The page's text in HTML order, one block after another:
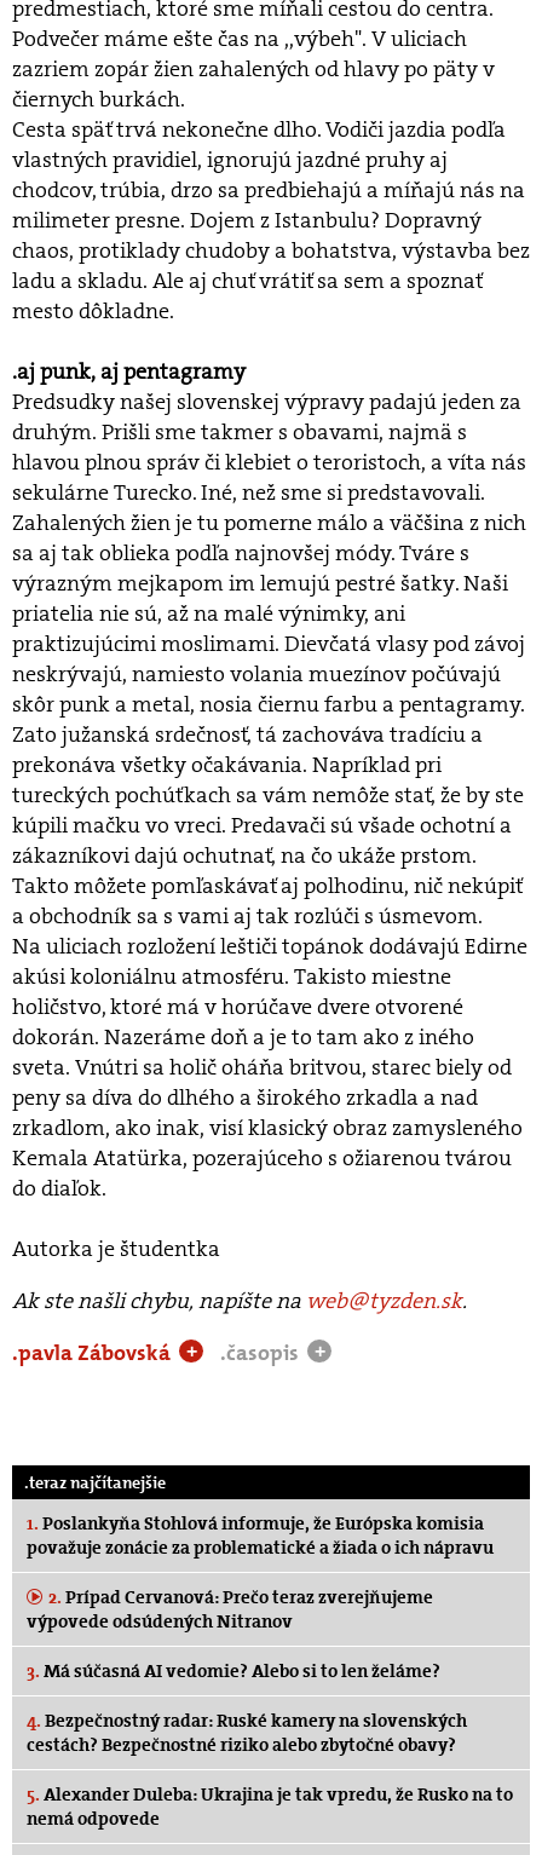
predmestiach, ktoré sme míňali cestou do centra.
Podvečer máme ešte čas na ,,výbeh". V uliciach
zazriem zopár žien zahalených od hlavy po päty v
čiernych burkách.
Cesta späť trvá nekonečne dlho. Vodiči jazdia podľa
vlastných pravidiel, ignorujú jazdné pruhy aj
chodcov, trúbia, drzo sa predbiehajú a míňajú nás na
milimeter presne. Dojem z Istanbulu? Dopravný
chaos, protiklady chudoby a bohatstva, výstavba bez
ladu a skladu. Ale aj chuť vrátiť sa sem a spoznať
mesto dôkladne.
.aj punk, aj pentagramy
Predsudky našej slovenskej výpravy padajú jeden za
druhým. Prišli sme takmer s obavami, najmä s
hlavou plnou správ či klebiet o teroristoch, a víta nás
sekulárne Turecko. Iné, než sme si predstavovali.
Zahalených žien je tu pomerne málo a väčšina z nich
sa aj tak oblieka podľa najnovšej módy. Tváre s
výrazným mejkapom im lemujú pestré šatky. Naši
priatelia nie sú, až na malé výnimky, ani
praktizujúcimi moslimami. Dievčatá vlasy pod závoj
neskrývajú, namiesto volania muezínov počúvajú
skôr punk a metal, nosia čiernu farbu a pentagramy.
Zato južanská srdečnosť, tá zachováva tradíciu a
prekonáva všetky očakávania. Napríklad pri
tureckých pochúťkach sa vám nemôže stať, že by ste
kúpili mačku vo vreci. Predavači sú všade ochotní a
zákazníkovi dajú ochutnať, na čo ukáže prstom.
Takto môžete pomľaskávať aj polhodinu, nič nekúpiť
a obchodník sa s vami aj tak rozlúči s úsmevom.
Na uliciach rozložení leštiči topánok dodávajú Edirne
akúsi koloniálnu atmosféru. Takisto miestne
holičstvo, ktoré má v horúčave dvere otvorené
dokorán. Nazeráme doň a je to tam ako z iného
sveta. Vnútri sa holič oháňa britvou, starec biely od
peny sa díva do dlhého a širokého zrkadla a nad
zrkadlom, ako inak, visí klasický obraz zamysleného
Kemala Atatürka, pozerajúceho s ožiarenou tvárou
do diaľok.
Autorka je študentka
Ak ste našli chybu, napíšte na web@tyzden.sk.
.pavla Zábovská
+ .časopis +
.teraz najčítanejšie
1. Poslankyňa Stohlová informuje, že Európska komisia
považuje zonácie za problematické a žiada o ich nápravu
2. Prípad Cervanová: Prečo teraz zverejňujeme
výpovede odsúdených Nitranov
3. Má súčasná AI vedomie? Alebo si to len želáme?
4. Bezpečnostný radar: Ruské kamery na slovenských
cestách? Bezpečnostné riziko alebo zbytočné obavy?
5. Alexander Duleba: Ukrajina je tak vpredu, že Rusko na to
nemá odpovede